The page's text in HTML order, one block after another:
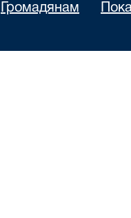
Громадянам